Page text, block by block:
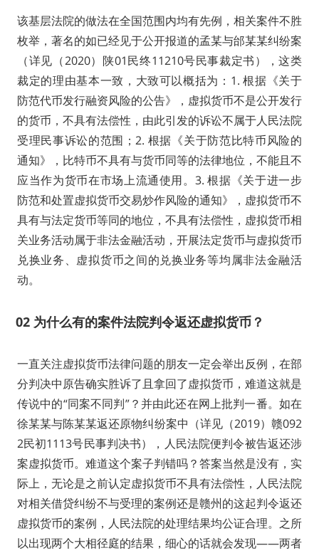
该基层法院的做法在全国范围内均有先例，相关案件不胜
枚举，著名的如已经见于公开报道的孟某与邰某某纠纷案
（详见（2020）陕01民终11210号民事裁定书），这类
裁定的理由基本一致，大致可以概括为：1. 根据《关于
防范代币发行融资风险的公告》，虚拟货币不是公开发行
的货币，不具有法偿性，由此引发的诉讼不属于人民法院
受理民事诉讼的范围；2. 根据《关于防范比特币风险的
通知》，比特币不具有与货币同等的法律地位，不能且不
应当作为货币在市场上流通使用。3. 根据《关于进一步
防范和处置虚拟货币交易炒作风险的通知》，虚拟货币不
具有与法定货币等同的地位，不具有法偿性，虚拟货币相
关业务活动属于非法金融活动，开展法定货币与虚拟货币
兑换业务、虚拟货币之间的兑换业务等均属非法金融活
动。
02 为什么有的案件法院判令返还虚拟货币？
一直关注虚拟货币法律问题的朋友一定会举出反例，在部
分判决中原告确实胜诉了且拿回了虚拟货币，难道这就是
传说中的“同案不同判”？并由此还在网上批判一番。如在
徐某某与陈某某返还原物纠纷案中（详见（2019）赣092
2民初1113号民事判决书），人民法院便判令被告返还涉
案虚拟货币。难道这个案子判错吗？答案当然是没有，实
际上，无论是之前认定虚拟货币不具有法偿性，人民法院
对相关借贷纠纷不与受理的案例还是赣州的这起判令返还
虚拟货币的案例，人民法院的处理结果均公证合理。之所
以出现两个大相径庭的结果，细心的话就会发现——两者